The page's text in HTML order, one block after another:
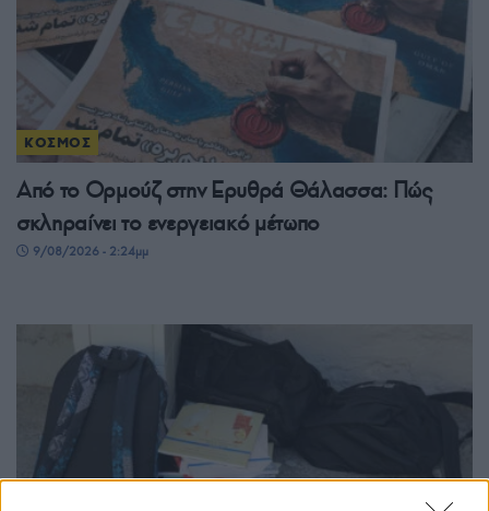
ΚΟΣΜΟΣ
Από το Ορμούζ στην Ερυθρά Θάλασσα: Πώς
σκληραίνει το ενεργειακό μέτωπο
9/08/2026 - 2:24μμ